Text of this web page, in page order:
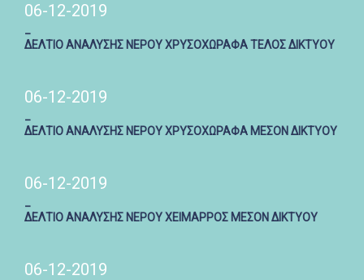
06-12-2019
ΔΕΛΤΙΟ ΑΝΑΛΥΣΗΣ ΝΕΡΟΥ ΧΡΥΣΟΧΩΡΑΦΑ ΤΕΛΟΣ ΔΙΚΤΥΟΥ
06-12-2019
ΔΕΛΤΙΟ ΑΝΑΛΥΣΗΣ ΝΕΡΟΥ ΧΡΥΣΟΧΩΡΑΦΑ ΜΕΣΟΝ ΔΙΚΤΥΟΥ
06-12-2019
ΔΕΛΤΙΟ ΑΝΑΛΥΣΗΣ ΝΕΡΟΥ ΧΕΙΜΑΡΡΟΣ ΜΕΣΟΝ ΔΙΚΤΥΟΥ
06-12-2019